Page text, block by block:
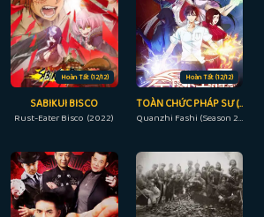
Hoàn Tất (12/12)
SABIKUI BISCO
Rust-Eater Bisco (2022)
Hoàn Tất (12/12)
TOÀN CHỨC PHÁP SƯ (PHẦN 2)
Quanzhi Fashi (Season 2) (2017)